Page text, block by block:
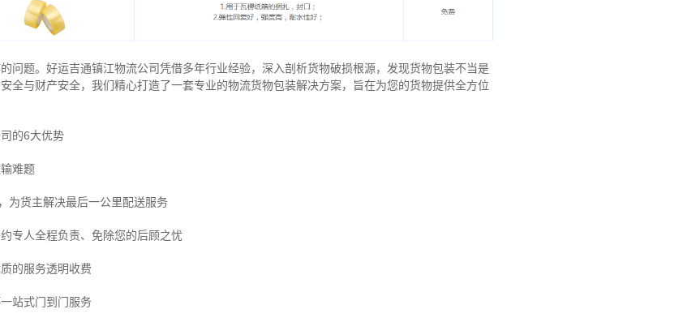
问题。好运吉通镇江物流公司凭借多年行业经验，深入剖析货物破损根源，发现货物包装不当是
全与财产安全，我们精心打造了一套专业的物流货物包装解决方案，旨在为您的货物提供全方位
的6大优势
难题
为货主解决最后一公里配送服务
专人全程负责、免除您的后顾之忧
的服务透明收费
一站式门到门服务